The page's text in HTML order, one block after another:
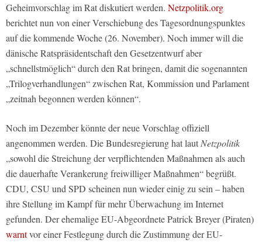
Geheimvorschlag im Rat diskutiert werden. Netzpolitik.org
berichtet nun von einer Verschiebung des Tagesordnungspunktes
auf die kommende Woche (26. November). Noch immer will die
dänische Ratspräsidentschaft den Gesetzentwurf aber
„schnellstmöglich“ durch den Rat bringen, damit die sogenannten
„Trilogverhandlungen“ zwischen Rat, Kommission und Parlament
„zeitnah begonnen werden können“.
Noch im Dezember könnte der neue Vorschlag offiziell
angenommen werden. Die Bundesregierung hat laut Netzpolitik
„sowohl die Streichung der verpflichtenden Maßnahmen als auch
die dauerhafte Verankerung freiwilliger Maßnahmen“ begrüßt.
CDU, CSU und SPD scheinen nun wieder einig zu sein – haben
ihre Stellung im Kampf für mehr Überwachung im Internet
gefunden. Der ehemalige EU-Abgeordnete Patrick Breyer (Piraten)
warntvor einer Festlegung durch die Zustimmung der EU-